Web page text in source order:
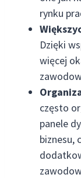
rynku
Dzięki
więcej
często
panele
biznesu,